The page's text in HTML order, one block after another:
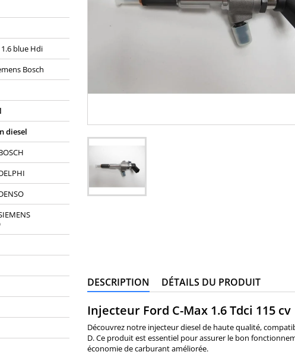
blue Hdi
Bosch
diesel
DESCRIPTION DÉTAILS DU PRODUIT
Injecteur Ford C-Max 1.6 Tdci 115 cv
Découvrez notre injecteur diesel de haute qualité,
D. Ce produit est essentiel pour assurer le bon
économie de carburant améliorée.